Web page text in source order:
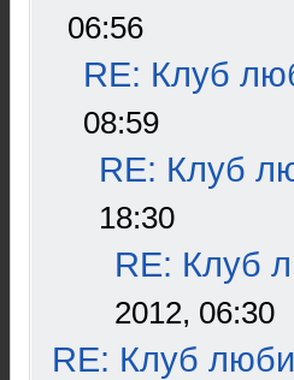
06:56
RE: Клуб
08:59
RE: Клуб
18:30
RE: Клуб
2012, 06:30
RE: Клуб